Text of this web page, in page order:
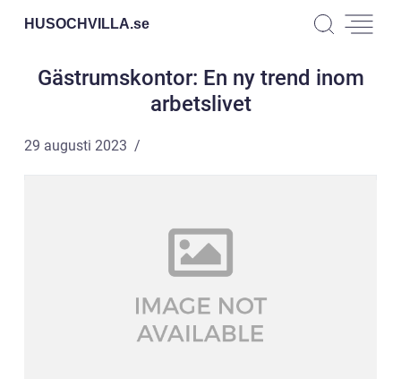
HUSOCHVILLA.se
Gästrumskontor: En ny trend inom
arbetslivet
29 augusti 2023